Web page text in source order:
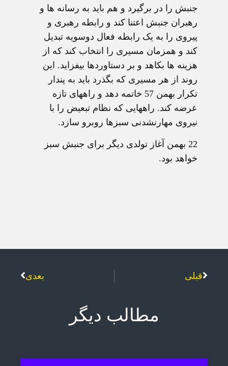
جنبش را در برگیرد و هم باید به رسانه ها و
رهبران جنبش اعتنا کند و رابطه رهبری و
پیروی را به یک رابطه فعال دوسویه تبدیل
کند و همزمان مسیری را انتخاب کند که از
هزینه ها بکاهد و بر دستاوردها بیفزاید. این
روند از هر مسیری که بگذرد باید به پندار
تکرار بهمن 57 خاتمه دهد و راههای تازه
عرضه کند. راههایی که نظام تبعیض را با
نیروی مهارنشدنی سبزها روبرو سازد.
22 بهمن آغاز تولدی دیگر برای جنبش سبز
خواهد بود.
قبلی بعدی
مطالب دیگر